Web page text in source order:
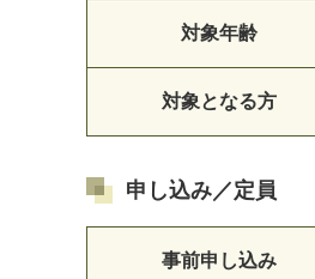
対象年齢
対象となる方
申し込み／定員
事前申し込み